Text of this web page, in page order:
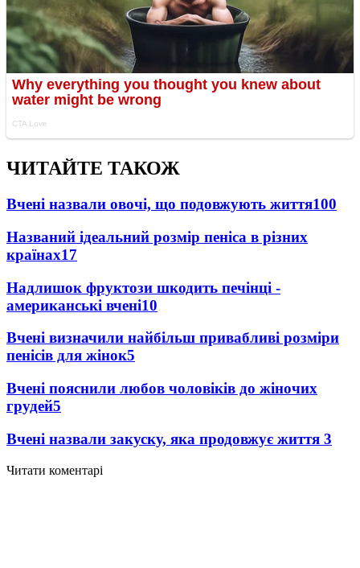
ЧИТАЙТЕ ТАКОЖ
Вчені назвали овочі, що подовжують життя100
Названий ідеальний розмір пеніса в різних
країнах17
Надлишок фруктози шкодить печінці -
американські вчені10
Вчені визначили найбільш привабливі розміри
пенісів для жінок5
Вчені пояснили любов чоловіків до жіночих
грудей5
Вчені назвали закуску, яка продовжує життя 3
Читати коментарі